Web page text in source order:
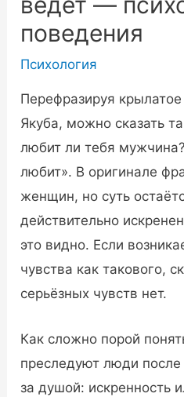
поведения
Психология
Перефразируя
Якуба, можно сказать
любит ли тебя
любит». В оригинале
женщин, но суть
действительно
это видно. Если
чувства как такового,
серьёзных чувств нет.
Как сложно порой
преследуют люди
за душой: искренность